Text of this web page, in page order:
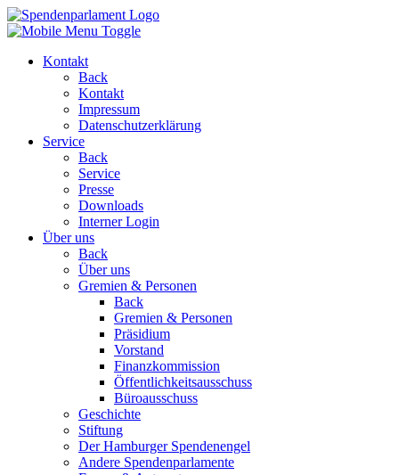
Kontakt
Back
Kontakt
Impressum
Datenschutzerklärung
Service
Back
Service
Presse
Downloads
Interner Login
Über uns
Back
Über uns
Gremien & Personen
Back
Gremien & Personen
Präsidium
Vorstand
Finanzkommission
Öffentlichkeitsausschuss
Büroausschuss
Geschichte
Stiftung
Der Hamburger Spendenengel
Andere Spendenparlamente